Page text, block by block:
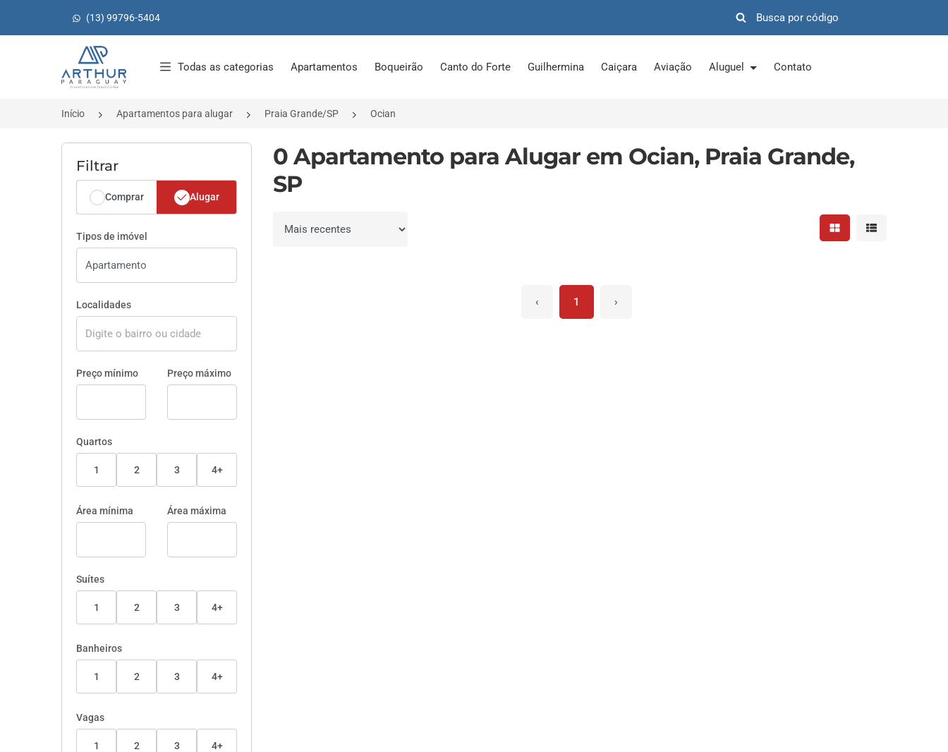
(13) 99796-5404
Página inicial
Todas as categorias Apartamentos Boqueirão Canto do Forte Guilhermina Caiçara Aviação Aluguel Contato
Início Apartamentos para alugar Praia Grande/SP Ocian
Filtrar
Comprar Alugar
Tipos de imóvel
Localidades
Preço mínimo Preço máximo
Quartos
1 2 3 4+
Área mínima Área máxima
Suítes
1 2 3 4+
Banheiros
1 2 3 4+
Vagas
1 2 3 4+
0 Apartamento para Alugar em Ocian, Praia Grande,
SP
Ordenar por Mostrar resultados em
Mostrar
‹ 1 ›